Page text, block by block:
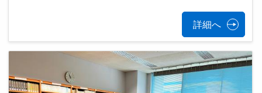
詳細へ